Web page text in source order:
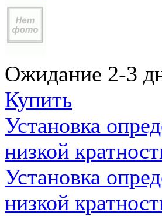
Ожидание 2-3
Купить
Установка
низкой
Установка
низкой